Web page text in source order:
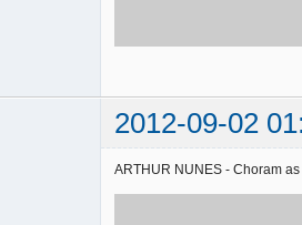
2012-09-02
ARTHUR NUNES - Choram